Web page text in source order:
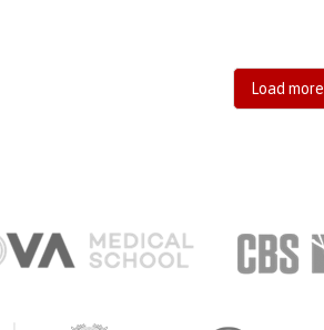
Load more